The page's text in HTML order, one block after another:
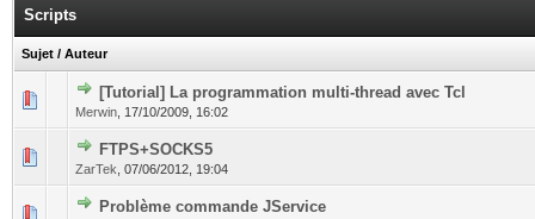
Scripts
Sujet / Auteur
[Tutorial] La programmation multi-thread avec Tcl
Merwin 17/10/2009, 16:02
FTPS+SOCKS5
ZarTek 07/06/2012, 19:04
Problème commande JService